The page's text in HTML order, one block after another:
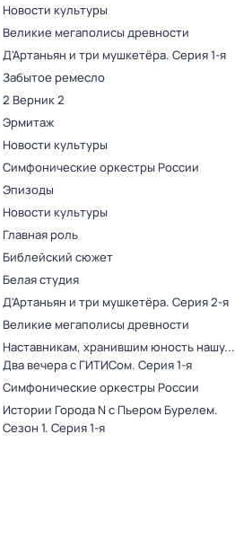
Новости культуры
Великие мегаполисы древности
Д'Артаньян и три мушкетёра. Серия 1-я
Забытое ремесло
2 Верник 2
Эрмитаж
Новости культуры
Симфонические оркестры России
Эпизоды
Новости культуры
Главная роль
Библейский сюжет
Белая студия
Д'Артаньян и три мушкетёра. Серия 2-я
Великие мегаполисы древности
Наставникам, хранившим юность нашу...
Два вечера с ГИТИСом. Серия 1-я
Симфонические оркестры России
Истории Города N с Пьером Бурелем.
Сезон 1. Серия 1-я